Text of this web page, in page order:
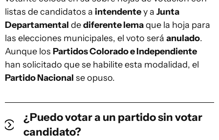
listas de candidatos a intendentey a Junta
Departamental dediferente lemaque la hoja para
las elecciones municipales, el voto será anulado.
Aunque los Partidos Colorado e Independiente
han solicitado que se habilite esta modalidad, el
Partido Nacional se opuso.
¿Puedo votar a un partido sin votar
candidato?